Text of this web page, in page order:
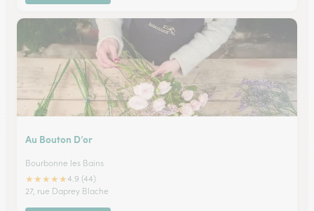
Au Bouton D’or
Bourbonne les Bains
★★★★★4.9 (44)
27, rue Daprey Blache